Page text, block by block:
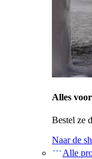
Alles
Bestel ze
Naar de
Alle